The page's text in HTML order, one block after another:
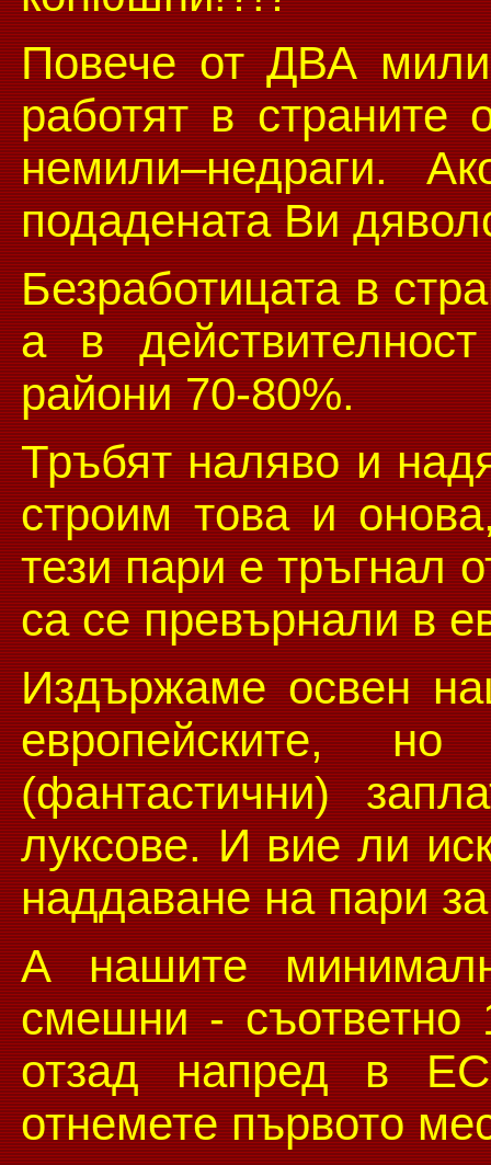
Повече от ДВА
работят в
немили–недраги.
подадената Ви
Безработицата в
а в
райони 70-80%.
Тръбят наляво и
строим това и
тези пари е тръгнал
са се превърнали в
Издържаме освен
европейските,
(фантастични)
луксове. И вие ли
наддаване на пари
А нашите
смешни -
отзад напред в
отнемете първото